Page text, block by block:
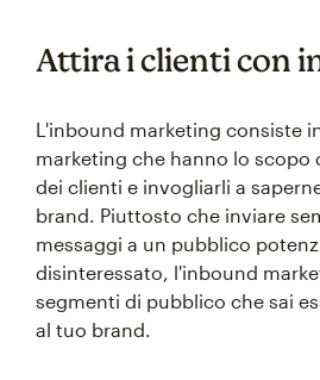
Attira i clienti con
L'inbound marketing consiste
marketing che hanno lo scopo
dei clienti e invogliarli a
brand. Piuttosto che inviare
messaggi a un pubblico
disinteressato, l'inbound
segmenti di pubblico che sai
al tuo brand.